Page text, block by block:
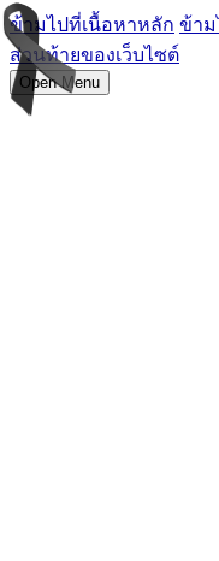
ข้ามไปที่เนื้อหาหลัก ข้าม
ส่วนท้ายของเว็บไซต์
Open Menu